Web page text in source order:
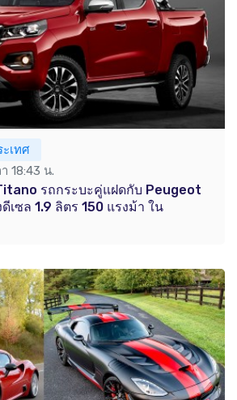
เทศ
18:43 น.
รถกระบะคู่แฝดกับ Peugeot
ซล 1.9 ลิตร 150 แรงม้า ใน